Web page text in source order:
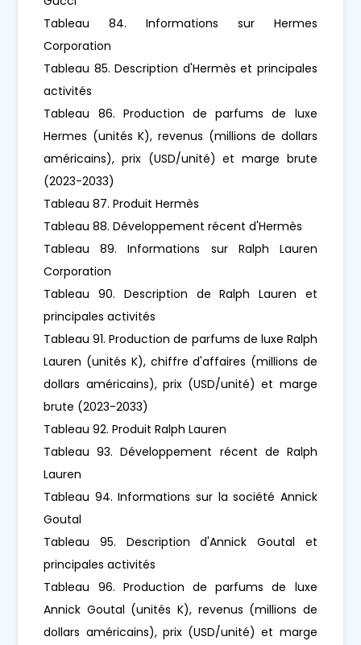
Tableau 84. Informations sur Hermes
Corporation
Tableau 85. Description d'Hermès et principales
activités
Tableau 86. Production de parfums de luxe
Hermes (unités K), revenus (millions de dollars
américains), prix (USD/unité) et marge brute
(2023-2033)
Tableau 87. Produit Hermès
Tableau 88. Développement récent d'Hermès
Tableau 89. Informations sur Ralph Lauren
Corporation
Tableau 90. Description de Ralph Lauren et
principales activités
Tableau 91. Production de parfums de luxe Ralph
Lauren (unités K), chiffre d'affaires (millions de
dollars américains), prix (USD/unité) et marge
brute (2023-2033)
Tableau 92. Produit Ralph Lauren
Tableau 93. Développement récent de Ralph
Lauren
Tableau 94. Informations sur la société Annick
Goutal
Tableau 95. Description d'Annick Goutal et
principales activités
Tableau 96. Production de parfums de luxe
Annick Goutal (unités K), revenus (millions de
dollars américains), prix (USD/unité) et marge